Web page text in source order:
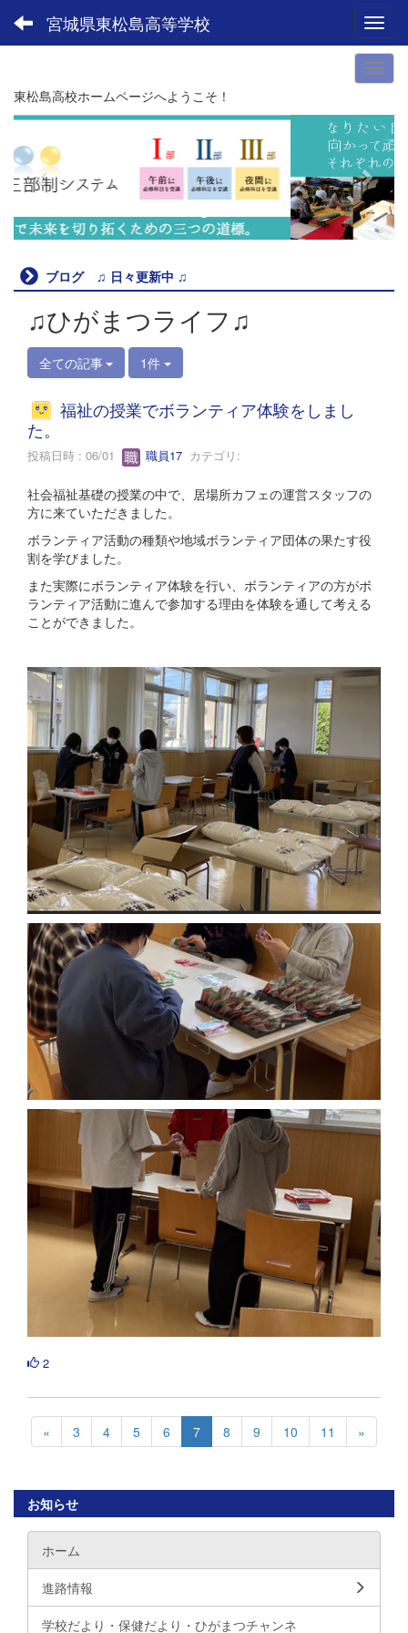
宮城県東松島高等学校
東松島高校ホームページへようこそ！
p
r
e
i
u
n
e
x
t
ブログ ♫ 日々更新中 ♫
♫ひがまつライフ♫
全ての記事 1件
福祉の授業でボランティア体験をしまし
た。
投稿日時 : 06/01 職員17 カテゴリ:
社会福祉基礎の授業の中で、居場所カフェの運営スタッフの
方に来ていただきました。
ボランティア活動の種類や地域ボランティア団体の果たす役
割を学びました。
また実際にボランティア体験を行い、ボランティアの方がボ
ランティア活動に進んで参加する理由を体験を通して考える
ことができました。
2
« 3 4 5 6 7 8 9 10 11 »
お知らせ
ホーム
進路情報
学校だより・保健だより・ひがまつチャンネ